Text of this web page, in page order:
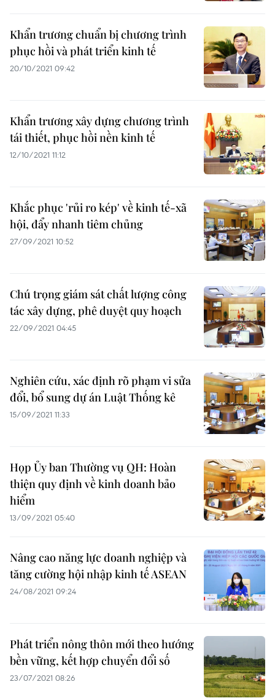
Khẩn trương chuẩn bị chương trình
phục hồi và phát triển kinh tế
20/10/2021 09:42
Khẩn trương xây dựng chương trình
tái thiết, phục hồi nền kinh tế
12/10/2021 11:12
Khắc phục 'rủi ro kép' về kinh tế-xã
hội, đẩy nhanh tiêm chủng
27/09/2021 10:52
Chú trọng giám sát chất lượng công
tác xây dựng, phê duyệt quy hoạch
22/09/2021 04:45
​Nghiên cứu, xác định rõ phạm vi sửa
đổi, bổ sung dự án Luật Thống kê
15/09/2021 11:33
Họp Ủy ban Thường vụ QH: Hoàn
thiện quy định về kinh doanh bảo
hiểm
13/09/2021 05:40
Nâng cao năng lực doanh nghiệp và
tăng cường hội nhập kinh tế ASEAN
24/08/2021 09:24
Phát triển nông thôn mới theo hướng
bền vững, kết hợp chuyển đổi số
23/07/2021 08:26